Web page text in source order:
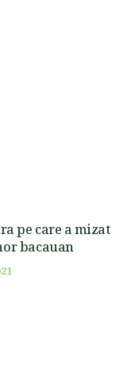
pe care a mizat
bacauan